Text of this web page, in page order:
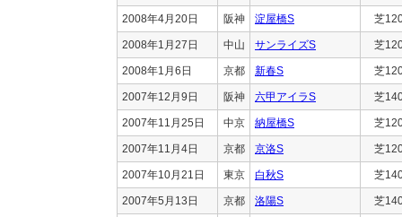
2008年4月20日 阪神 淀屋橋S 芝
2008年1月27日 中山 サンライズS 芝
2008年1月6日 京都 新春S 芝
2007年12月9日 阪神 六甲アイラS 芝
2007年11月25日 中京 納屋橋S 芝
2007年11月4日 京都 京洛S 芝
2007年10月21日 東京 白秋S 芝
2007年5月13日 京都 洛陽S 芝